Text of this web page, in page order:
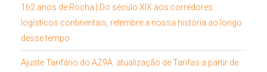
162 anos de Rocha | Do século XIX aos corredores
logísticos continentais, relembre a nossa história ao longo
desse tempo
Ajuste Tarifário do AZ9A: atualização de Tarifas a partir de